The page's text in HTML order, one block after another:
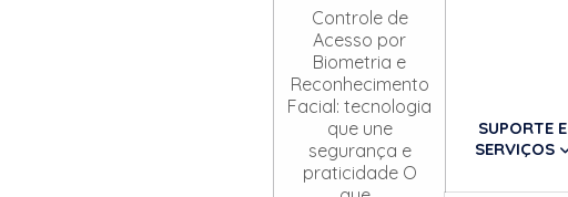
Controle de
Acesso por
Biometria e
Reconhecimento
Facial: tecnologia
que une
segurança e
praticidade O
SUPORTE E
SERVIÇOS